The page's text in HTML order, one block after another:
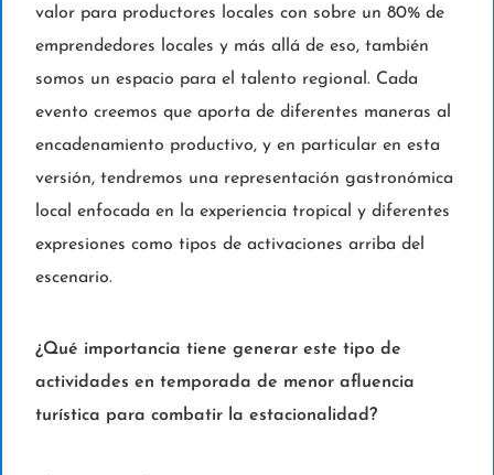
valor para productores locales con sobre un 80% de
emprendedores locales y más allá de eso, también
somos un espacio para el talento regional. Cada
evento creemos que aporta de diferentes maneras al
encadenamiento productivo, y en particular en esta
versión, tendremos una representación gastronómica
local enfocada en la experiencia tropical y diferentes
expresiones como tipos de activaciones arriba del
escenario.
¿Qué importancia tiene generar este tipo de
actividades en temporada de menor afluencia
turística para combatir la estacionalidad?